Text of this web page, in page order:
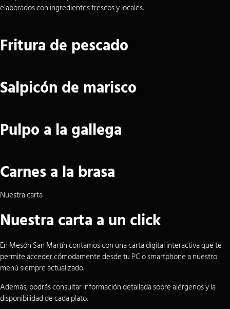
elaborados con ingredientes frescos y locales.
Fritura de pescado
Salpicón de marisco
Pulpo a la gallega
Carnes a la brasa
Nuestra carta
Nuestra carta a un click
En Mesón San Martín contamos con una carta digital interactiva que te
permite acceder cómodamente desde tu PC o smartphone a nuestro
menú siempre actualizado.
Además, podrás consultar información detallada sobre alérgenos y la
disponibilidad de cada plato.